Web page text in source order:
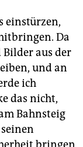
einstürzen,
Da
Bilder aus der
und an
ich
das nicht,
Bahnsteig